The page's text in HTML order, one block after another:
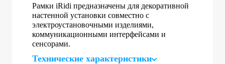
Рамки iRidi предназначены для декоративной
настенной установки совместно с
электроустановочными изделиями,
коммуникационными интерфейсами и
сенсорами.
Технические характеристики